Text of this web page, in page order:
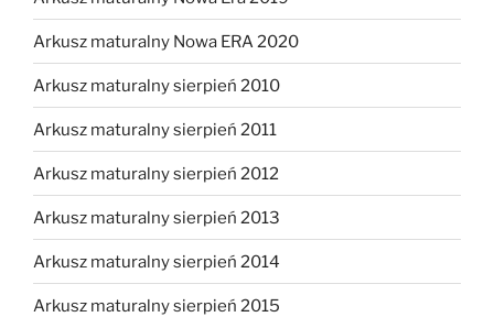
Arkusz maturalny Nowa ERA 2020
Arkusz maturalny sierpień 2010
Arkusz maturalny sierpień 2011
Arkusz maturalny sierpień 2012
Arkusz maturalny sierpień 2013
Arkusz maturalny sierpień 2014
Arkusz maturalny sierpień 2015